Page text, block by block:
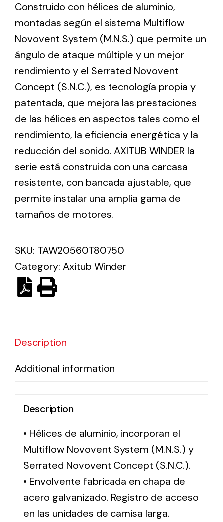
Ventilation
The incorporation of Novovent into the group
meant a greater offer of ventilation products for
different uses
Iluminación Solar
Variedad de soluciones solares para todo tipo
de necesidades.
Solar lighting
Variety of solar solutions for all kinds of needs.
Construido con hélices de aluminio,
montadas según el sistema Multiflow
Novovent System (M.N.S.) que permite un
ángulo de ataque múltiple y un mejor
rendimiento y el Serrated Novovent
Concept (S.N.C.), es tecnología propia y
patentada, que mejora las prestaciones
de las hélices en aspectos tales como el
rendimiento, la eficiencia energética y la
reducción del sonido. AXITUB WINDER la
serie está construida con una carcasa
resistente, con bancada ajustable, que
permite instalar una amplia gama de
tamaños de motores.
SKU: TAW20560T80750
Category: Axitub Winder
Description
Additional information
Description
• Hélices de aluminio, incorporan el
Multiflow Novovent System (M.N.S.) y
Serrated Novovent Concept (S.N.C.).
• Envolvente fabricada en chapa de
acero galvanizado. Registro de acceso
en las unidades de camisa larga.